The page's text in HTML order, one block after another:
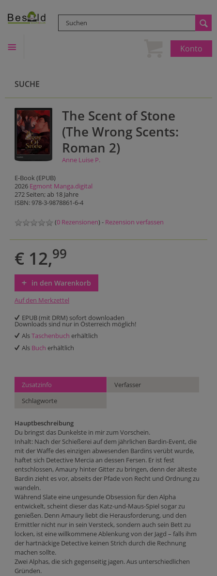
Konto
SUCHE
The Scent of Stone
(The Wrong Scents:
Roman 2)
Anne Luise P.
E-Book (EPUB)
2026 Egmont Manga.digital
272 Seiten; ab 18 Jahre
ISBN: 978-3-9878861-6-4
(0 Rezensionen) - Rezension verfassen
€ 12,99
in den Warenkorb
Auf den Merkzettel
EPUB (mit DRM) sofort downloaden
Downloads sind nur in Österreich möglich!
AlsTaschenbuch erhältlich
Als Buch erhältlich
Zusatzinfo
Verfasser
Schlagworte
Hauptbeschreibung
Du bringst das Dunkelste in mir zum Vorschein.
Inhalt: Nach der Schießerei auf dem jährlichen Bardin-Event, die
mit der Waffe des einzigen abwesenden Bardins verübt wurde,
haftet sich Detective Mercia an dessen Fersen. Er ist fest
entschlossen, Amaury hinter Gitter zu bringen, denn der älteste
Bardin zieht es vor, abseits der Pfade von Recht und Ordnung zu
wandeln.
Während Slate eine ungesunde Obsession für den Alpha
entwickelt, scheint dieser das Katz-und-Maus-Spiel sogar zu
genießen. Denn Amaury liebt die Herausforderung, und den
Ermittler nicht nur in sein Versteck, sondern auch sein Bett zu
locken, ist eine willkommene Ablenkung von der Jagd – falls ihm
der hartnäckige Detective keinen Strich durch die Rechnung
machen sollte.
Zwei Alphas, die sich gegenseitig jagen. Aus unterschiedlichen
Gründen.